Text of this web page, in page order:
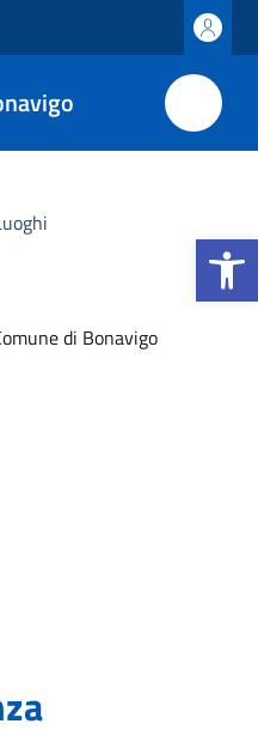
Apri la
di Bonavigo